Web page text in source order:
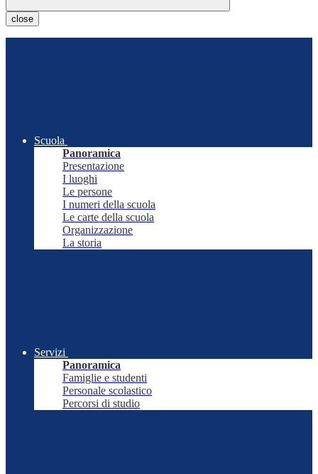
close
Scuola
Panoramica
Presentazione
I luoghi
Le persone
I numeri della scuola
Le carte della scuola
Organizzazione
La storia
Servizi
Panoramica
Famiglie e studenti
Personale scolastico
Percorsi di studio